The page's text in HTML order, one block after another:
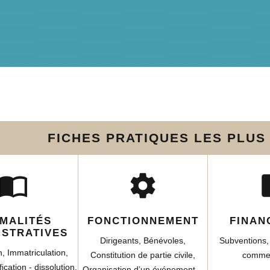
FICHES PRATIQUES LES PLUS
import_contacts
Immatriculation,
- dissolution,
settings
FONCTIONNEMENT
Dirigeants, Bénévoles,
Constitution de partie civile,